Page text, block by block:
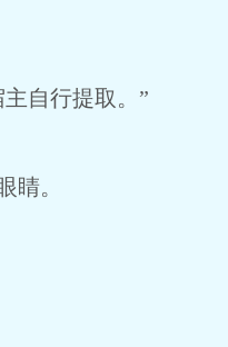
自行提取。”
睛。